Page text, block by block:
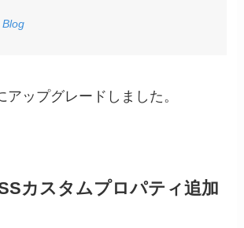
アップグレードしました。
カスタムプロパティ追加